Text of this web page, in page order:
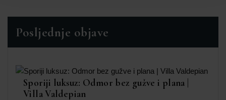
Posljednje objave
Sporiji luksuz: Odmor bez gužve i plana |
Villa Valdepian